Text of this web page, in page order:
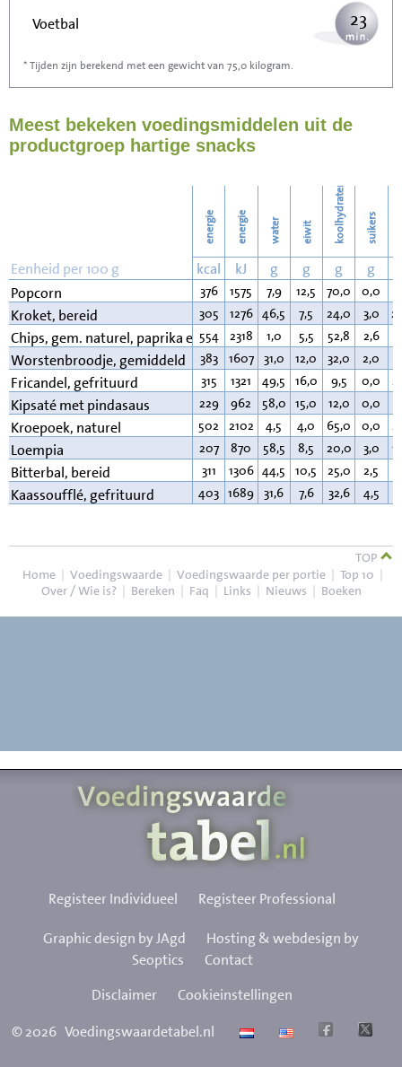
Voetbal 23
Stofzuigen
Strijken 75
86
* Tijden zijn berekend met een gewicht van 75,0 kilogram.
Meest bekeken voedingsmiddelen uit de
productgroep hartige snacks
energie energie water eiwit koolhydraten suikers
Eenheid per 100 g kcal kJ g g g g
Popcorn
376 1575 7,9 12,5 70,0 0,0
Kroket, bereid 305 1276 46,5 7,5 24,0 3,0
Chips, gem. naturel, paprika e.d.554 2318 1,0 5,5 52,8 2,6
Worstenbroodje, gemiddeld 383 1607 31,0 12,0 32,0 2,0
Fricandel, gefrituurd 315 1321 49,5 16,0 9,5 0,0
Kipsaté met pindasaus 229 962 58,0 15,0 12,0 0,0
Kroepoek, naturel 502 2102 4,5 4,0 65,0 0,0
Loempia 207 870 58,5 8,5 20,0 3,0
Bitterbal, bereid 311 1306 44,5 10,5 25,0 2,5
Kaassoufflé, gefrituurd 403 1689 31,6 7,6 32,6 4,5
TOP
Home | Voedingswaarde | Voedingswaarde per portie | Top 10 |
Over / Wie is? | Bereken | Faq | Links | Nieuws | Boeken
Registeer Individueel Registeer Professional
Graphic design by JAgd
Hosting & webdesign by
Seoptics
Contact
Disclaimer
Cookieinstellingen
©2026 Voedingswaardetabel.nl